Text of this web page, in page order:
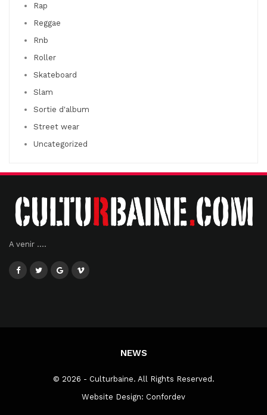
Rap
Reggae
Rnb
Roller
Skateboard
Slam
Sortie d'album
Street wear
Uncategorized
A venir ....
NEWS
© 2026 - Culturbaine. All Rights Reserved.
Website Design: Confordev